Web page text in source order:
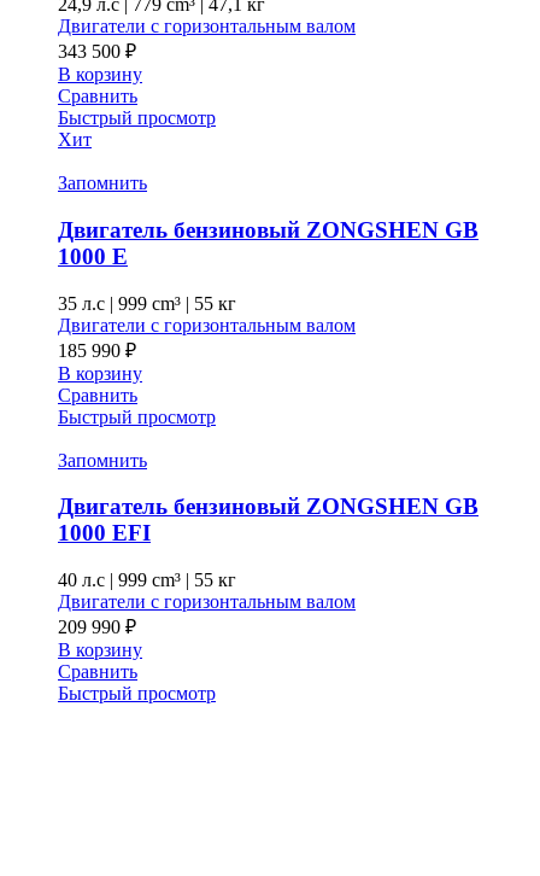
24,9 л.с | 779 cm³ | 47,1 кг
Двигатели с горизонтальным валом
343 500 ₽
В корзину
Сравнить
Быстрый просмотр
Хит
Запомнить
Двигатель бензиновый ZONGSHEN GB
1000 E
35 л.с | 999 cm³ | 55 кг
Двигатели с горизонтальным валом
185 990 ₽
В корзину
Сравнить
Быстрый просмотр
Запомнить
Двигатель бензиновый ZONGSHEN GB
1000 EFI
40 л.с | 999 cm³ | 55 кг
Двигатели с горизонтальным валом
209 990 ₽
В корзину
Сравнить
Быстрый просмотр